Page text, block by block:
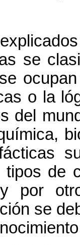
se
o la
del
tipos de
por
se